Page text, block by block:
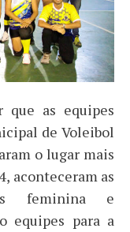
que as equipes
de Voleibol
o lugar mais
aconteceram as
feminina e
equipes para a